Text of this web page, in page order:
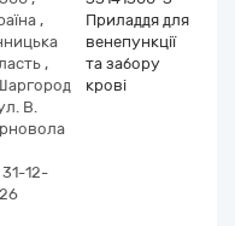
,
,
В.
12-
Приладдя для
венепункції
та забору
крові